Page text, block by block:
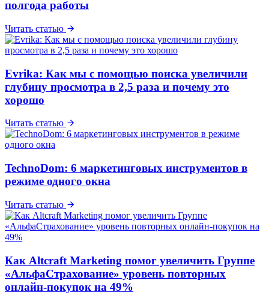
полгода работы
Читать статью
Evrika: Как мы с помощью поиска увеличили
глубину просмотра в 2,5 раза и почему это
хорошо
Читать статью
TechnoDom: 6 маркетинговых инструментов в
режиме одного окна
Читать статью
Как Altcraft Marketing помог увеличить Группе
«АльфаСтрахование» уровень повторных
онлайн-покупок на 49%